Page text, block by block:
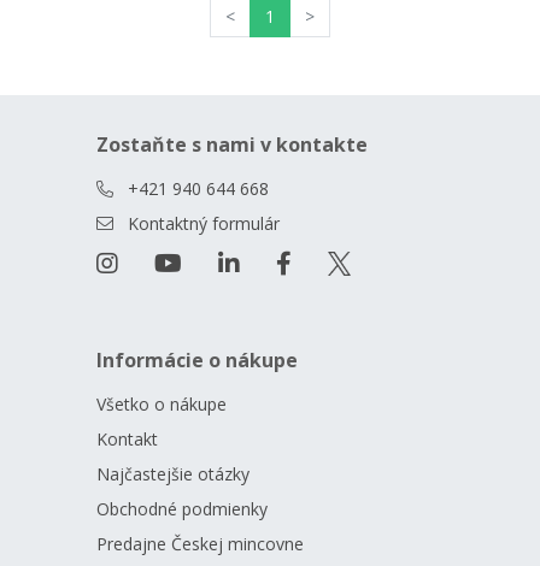
< 1 >
Zostaňte s nami v kontakte
+421 940 644 668
Kontaktný formulár
Informácie o nákupe
Všetko o nákupe
Kontakt
Najčastejšie otázky
Obchodné podmienky
Predajne Českej mincovne